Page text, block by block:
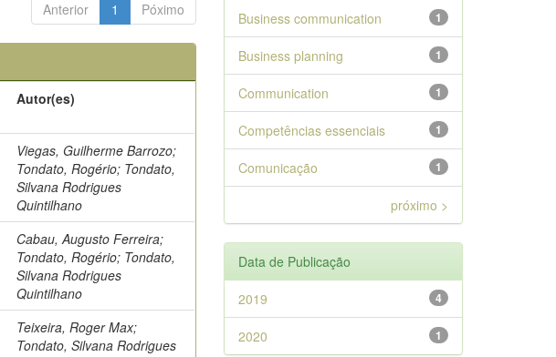
Anterior 1 Póximo
Autor(es)
Viegas, Guilherme Barrozo;
Tondato, Rogério; Tondato,
Silvana Rodrigues
Quintilhano
Cabau, Augusto Ferreira;
Tondato, Rogério; Tondato,
Silvana Rodrigues
Quintilhano
Teixeira, Roger Max;
Tondato, Silvana Rodrigues
1
Business communication
1
Business planning
1
Communication
1
Competências essenciais
1
Comunicação
próximo >
Data de Publicação
4
2019
1
2020